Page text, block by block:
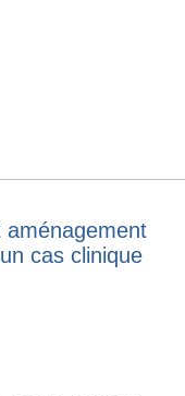
cas clinique